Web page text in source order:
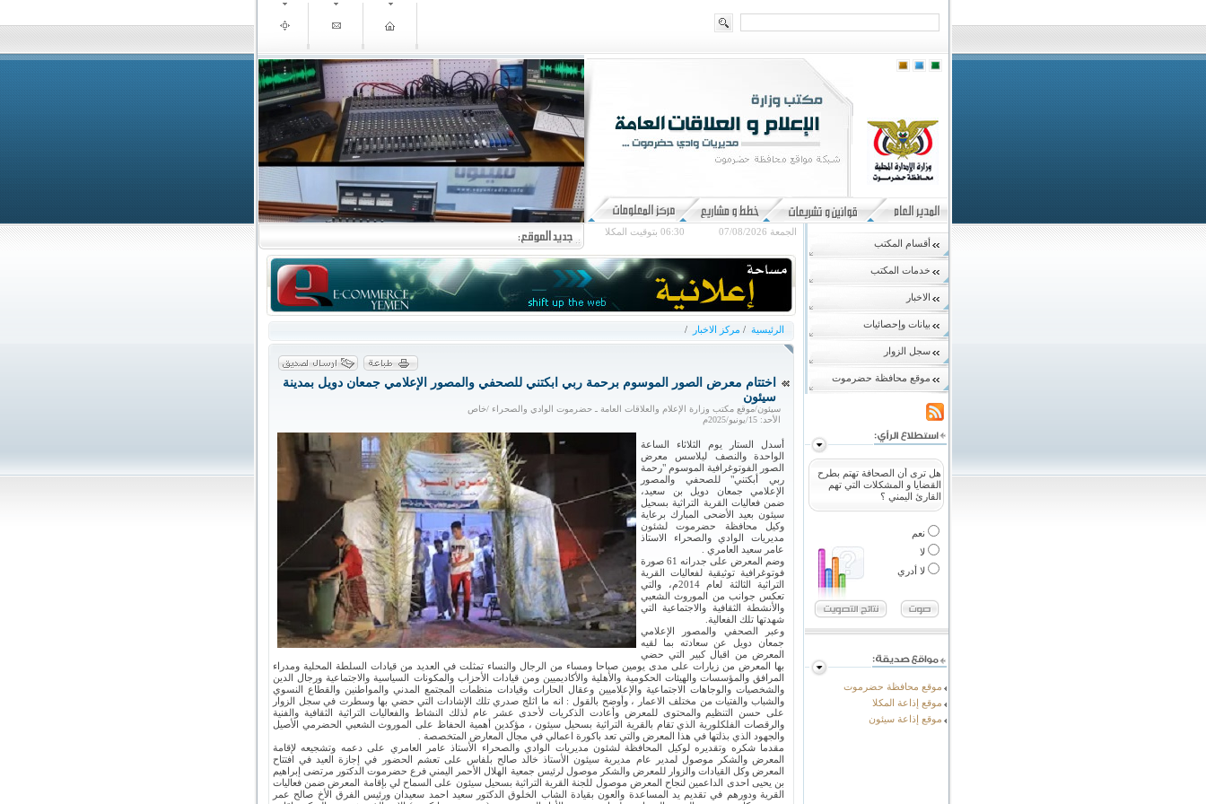
الجمعة 07/08/2026 06:30 بتوقيت المكلا
أقسام المكتب
خدمات المكتب
الاخبار
بيانات وإحصائيات
سجل الزوار
موقع محافظة حضرموت
هل ترى أن الصحافة تهتم بطرح
القضايا و المشكلات التي تهم
القارئ اليمني ؟
نعم
لا
لا أدري
موقع محافظة حضرموت
موقع إذاعة المكلا
موقع إذاعة سيئون
الرئيسية / مركز الاخبار /
اختتام معرض الصور الموسوم برحمة ربي ابكتني للصحفي والمصور الإعلامي جمعان دويل بمدينة
سيئون
سيئون/موقع مكتب وزارة الإعلام والعلاقات العامة ـ حضرموت الوادي والصحراء /خاص
الأحد: 15/يونيو/2025م
أسدل الستار يوم الثلاثاء الساعة
الواحدة والنصف ليلاسس معرض
الصور الفوتوغرافية الموسوم "رحمة
ربي أبكتني" للصحفي والمصور
الإعلامي جمعان دويل بن سعيد،
ضمن فعاليات القرية التراثية بسحيل
سيئون بعيد الأضحى المبارك برعاية
وكيل محافظة حضرموت لشئون
مديريات الوادي والصحراء الاستاذ
عامر سعيد العامري .
وضم المعرض على جدرانه 61 صورة
فوتوغرافية توثيقية لفعاليات القرية
التراثية الثالثة لعام 2014م، والتي
تعكس جوانب من الموروث الشعبي
والأنشطة الثقافية والاجتماعية التي
شهدتها تلك الفعالية.
وعبر الصحفي والمصور الإعلامي
جمعان دويل عن سعادته بما لقيه
المعرض من اقبال كبير التي حضي
بها المعرض من زيارات على مدى يومين صباحا ومساء من الرجال والنساء تمثلت في العديد من قيادات السلطة المحلية ومدراء
المرافق والمؤسسات والهيئات الحكومية والأهلية والأكاديميين ومن قيادات الأحزاب والمكونات السياسية والاجتماعية ورجال الدين
والشخصيات والوجاهات الاجتماعية والإعلاميين وعقال الحارات وقيادات منظمات المجتمع المدني والمواطنين والقطاع النسوي
والشباب والفتيات من مختلف الاعمار ، وأوضح بالقول : انه ما اثلج صدري تلك الإشادات التي حضي بها وسطرت في سجل الزوار
على حسن التنظيم والمحتوى للمعرض وأعادت الذكريات لأحدى عشر عام لذلك النشاط والفعاليات التراثية الثقافية والفنية
والرقصات الفلكلورية الذي تقام بالقرية التراثية بسحيل سيئون ، مؤكدين أهمية الحفاظ على الموروث الشعبي الحضرمي الأصيل
والجهود الذي بذلتها في هذا المعرض والتي تعد باكورة اعمالي في مجال المعارض المتخصصة .
مقدما شكره وتقديره لوكيل المحافظة لشئون مديريات الوادي والصحراء الأستاذ عامر العامري على دعمه وتشجيعه لإقامة
المعرض والشكر موصول لمدير عام مديرية سيئون الأستاذ خالد صالح بلفاس على تعشم الحضور في إجازة العيد في افتتاح
المعرض وكل القيادات والزوار للمعرض والشكر موصول لرئيس جمعية الهلال الأحمر اليمني فرع حضرموت الدكتور مرتضى إبراهيم
بن يحيى احدى الداعمين لنجاح المعرض موصول للجنة القرية التراثية بسحيل سيئون على السماح لي بإقامة المعرض ضمن فعاليات
القرية ودورهم في تقديم يد المساعدة والعون بقيادة الشاب الخلوق الدكتور سعيد احمد سعيدان ورئيس الفرق الأخ صالح عمر